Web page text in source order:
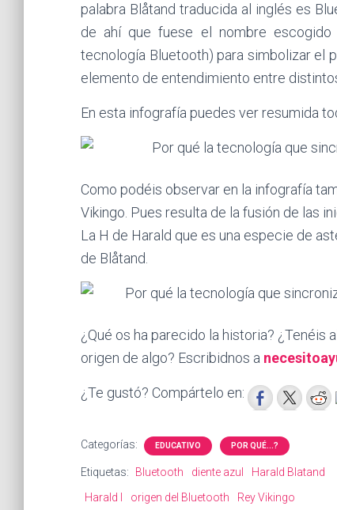
palabra Blåtand traducida al inglés es
de ahí que fuese el nombre
tecnología Bluetooth) para simbolizar el
elemento de entendimiento entre
En esta infografía puedes ver resumida
Como podéis observar en la infografía
Vikingo. Pues resulta de la fusión de las
La H de Harald que es una especie de
de Blåtand.
¿Qué os ha parecido la historia? ¿Tenéis
origen de algo? Escribidnos a
¿Te gustó? Compártelo en:
Categorías: EDUCATIVO POR QUÉ...?
Etiquetas: Bluetooth diente azul
Harald Blatand
Harald I
origen del Bluetooth
Rey Vikingo